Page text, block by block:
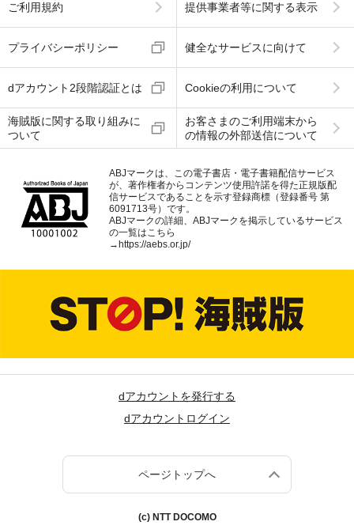
ご利用規約 提供事業者等に関する表示
プライバシーポリシー 健全なサービスに向けて
dアカウント2段階認証とは Cookieの利用について
海賊版に関する取り組みに
ついて
お客さまのご利用端末から
の情報の外部送信について
ABJマークは、この電子書店・電子書籍配信サービス
が、著作権者からコンテンツ使用許諾を得た正規版配
信サービスであることを示す登録商標（登録番号 第
6091713号）です。
ABJマークの詳細、ABJマークを掲示しているサービス
の一覧はこちら
→ https://aebs.or.jp/
dアカウントを発行する
dアカウントログイン
ページトップへ
(c) NTT DOCOMO